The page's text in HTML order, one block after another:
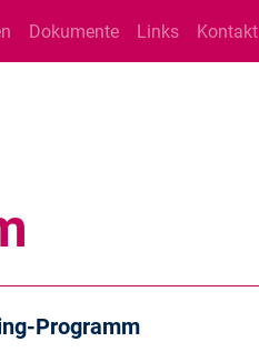
Dokumente Links Kontakt
Programm